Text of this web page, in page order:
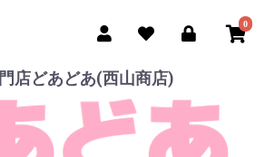
0
店どあどあ(西山商店)